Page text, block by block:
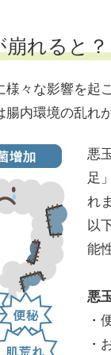
れると？
々な影響を起
内環境の乱れ
悪
足
れ
以
能
悪
・
・